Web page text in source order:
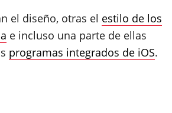
el diseño, otras el estilo de los
e incluso una parte de ellas
programas integrados de iOS.